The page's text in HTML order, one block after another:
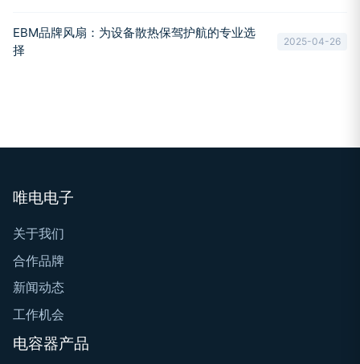
EBM品牌风扇：为设备散热保驾护航的专业选
择
2025-04-26
唯电电子
关于我们
合作品牌
新闻动态
工作机会
电容器产品